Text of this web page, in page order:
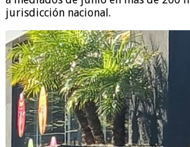
jurisdicción nacional.